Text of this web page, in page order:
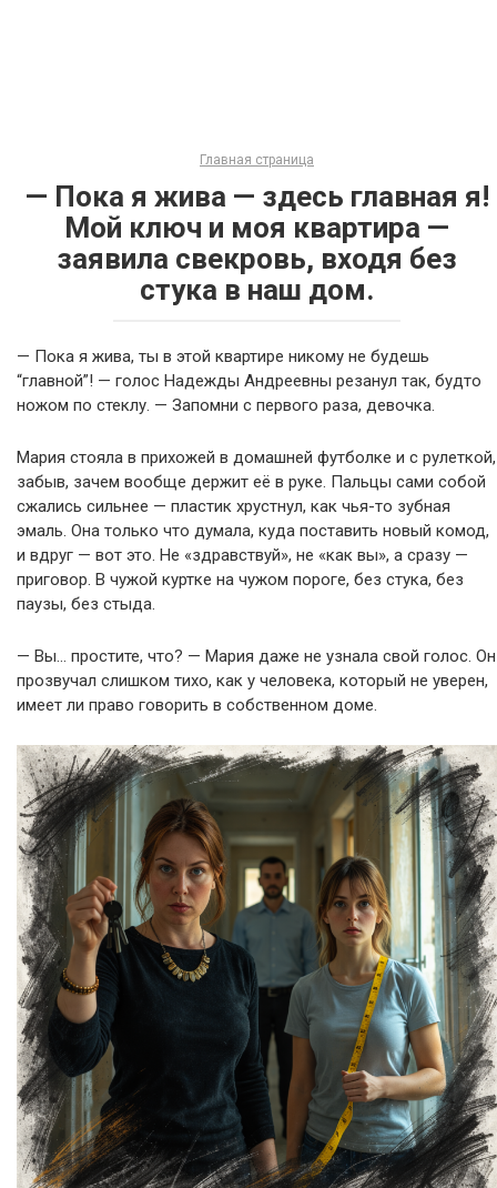
Главная страница
— Пока я жива — здесь главная я!
Мой ключ и моя квартира —
заявила свекровь, входя без
стука в наш дом.
— Пока я жива, ты в этой квартире никому не будешь
“главной”! — голос Надежды Андреевны резанул так, будто
ножом по стеклу. — Запомни с первого раза, девочка.
Мария стояла в прихожей в домашней футболке и с рулеткой,
забыв, зачем вообще держит её в руке. Пальцы сами собой
сжались сильнее — пластик хрустнул, как чья-то зубная
эмаль. Она только что думала, куда поставить новый комод,
и вдруг — вот это. Не «здравствуй», не «как вы», а сразу —
приговор. В чужой куртке на чужом пороге, без стука, без
паузы, без стыда.
— Вы… простите, что? — Мария даже не узнала свой голос. Он
прозвучал слишком тихо, как у человека, который не уверен,
имеет ли право говорить в собственном доме.